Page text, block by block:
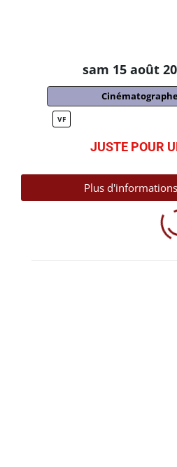
sam 15 août
VF
JUSTE POUR
Plus